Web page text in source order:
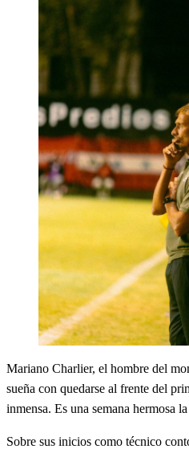
Mariano Charlier, el hombre del
sueña con quedarse al frente del
inmensa. Es una semana hermosa
Sobre sus inicios como técnico